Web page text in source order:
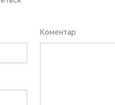
Коментар